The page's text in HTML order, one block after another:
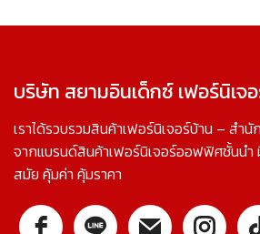
บริษัท สยามอินเด็กซ์ เฟอร์นิเจ
เราได้รวบรวมสินค้าเฟอร์นิเจอร์บ้าน – สำ
จากแบรนด์สินค้าเฟอร์นิเจอร์ออฟฟิศชั้นน
สมัย คุ้มค่า คุ้มราคา